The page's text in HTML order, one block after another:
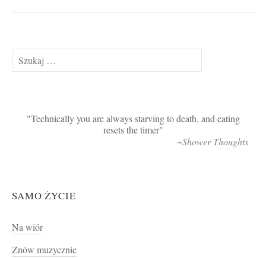
Szukaj:
Technically you are always starving to death, and eating
resets the timer
~Shower Thoughts
SAMO ŻYCIE
Na wiór
Znów muzycznie